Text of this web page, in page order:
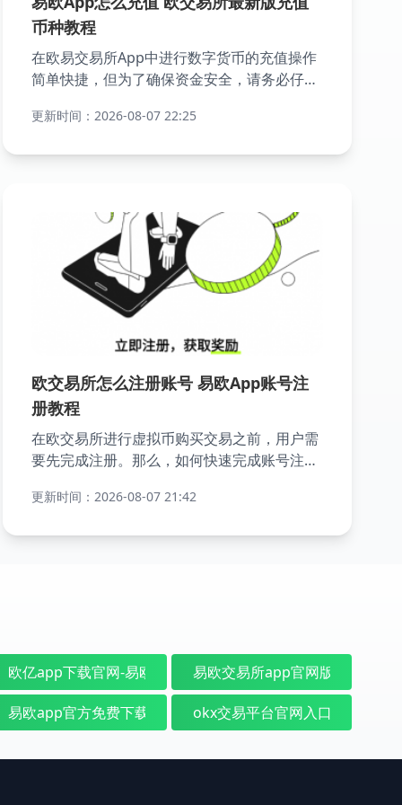
币种教程
在欧易交易所App中进行数字货币的充值操作
简单快捷，但为了确保资金安全，请务必仔细
欧易交易所App官方版中充值数字货币，包括
更新时间：2026-08-07 22:25
欧交易所怎么注册账号 易欧App账号注
册教程
在欧交易所进行虚拟币购买交易之前，用户需
要先完成注册。那么，如何快速完成账号注册
交易所账号。
更新时间：2026-08-07 21:42
口 - 欧意国际平台
欧亿app下载官网-易欧官方注册地址|OKX交易平台
易欧交易所app官网版下载-易
版 - 欧亿官网入口下载
易欧app官方免费下载最新版本-易欧app官方版本免费下载
okx交易平台官网入口-okex官网